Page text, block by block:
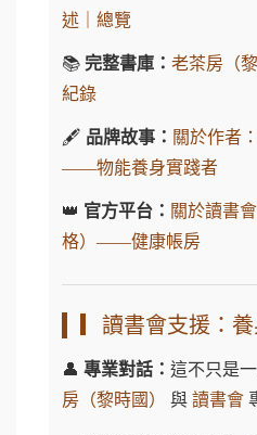
述｜總覽
📚 完整書庫： 老茶房（
紀錄
🖋️ 品牌故事： 關於作者
——物能養身實踐者
👑 官方平台： 關於讀書
格）——健康帳房
▎讀書會支援：
👤 專業對話： 這不只是
房（黎時國）
與 讀書會